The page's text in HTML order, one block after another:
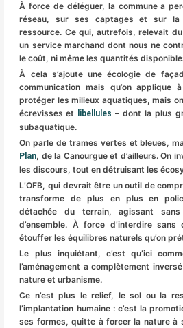
À force de déléguer, la commune a
réseau, sur ses captages et sur la
ressource. Ce qui, autrefois, relevait
un service marchand dont nous ne
le coût, ni même les quantités
À cela s’ajoute une écologie de
communication mais qu’on applique
protéger les milieux aquatiques, mais
écrevisses et
libellules – dont la plus
subaquatique.
On parle de trames vertes et bleues,
Plan, de la Canourgue et d’ailleurs. On
les discours, tout en détruisant les
L’OFB, qui devrait être un outil de
transforme de plus en plus en
détachée du terrain, agissant
d’ensemble. À force d’interdire
étouffer les équilibres naturels qu’on
Le plus inquiétant, c’est qu’ici
l’aménagement a complètement
nature et urbanisme.
Ce n’est plus le relief, le sol ou la
l’implantation humaine : c’est la
ses formes, quitte à forcer la nature à